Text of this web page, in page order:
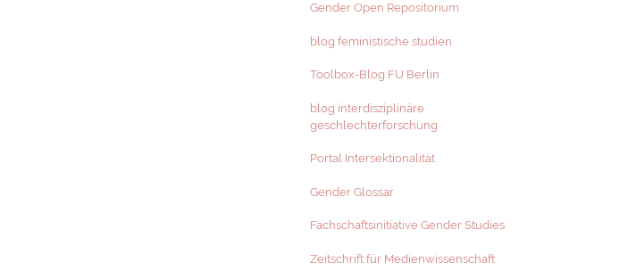
Gender Open Repositorium
blog feministische studien
Toolbox-Blog FU Berlin
blog interdisziplinäre
geschlechterforschung
Portal Intersektionalität
Gender Glossar
Fachschaftsinitiative Gender Studies
Zeitschrift für Medienwissenschaft